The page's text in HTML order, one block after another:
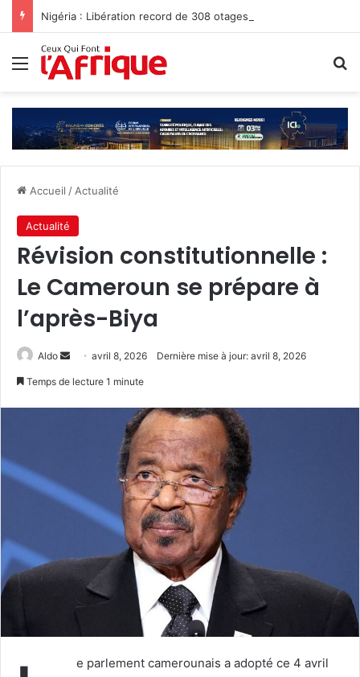
Menu
Accueil / Actualité
Actualité
Révision constitutionnelle :
Le Cameroun se prépare à
l’après-Biya
Aldo
Envoyeravril 8, 2026 Dernière mise à jour: avril 8, 2026
Temps de lecture 1 minute
e parlement camerounais a adopté ce 4 avril